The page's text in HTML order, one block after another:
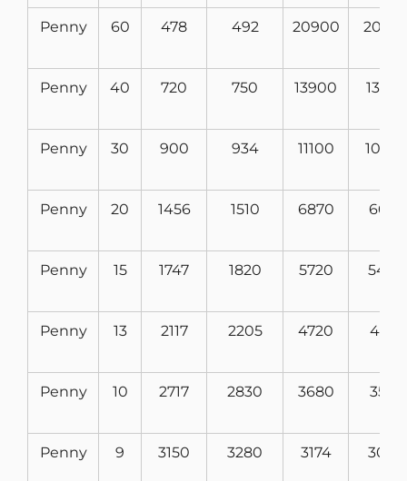
Penny 60 478 492 20900
Penny 40 720 750 13900 13300
Penny 30 900 934 11100
Penny 20 1456 1510 6870 6620
Penny 15 1747 1820 5720 5490
Penny 13 2117 2205 4720 4535
Penny 10 2717 2830 3680 3530
Penny 9 3150 3280 3174 3048